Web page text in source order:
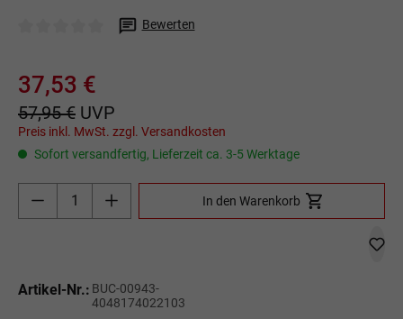
Bewerten
37,53 €
57,95 € UVP
Preis inkl. MwSt. zzgl. Versandkosten
Sofort versandfertig, Lieferzeit ca. 3-5 Werktage
Produkt Anzahl: Gib den gewünschten Wert
In den Warenkorb
Artikel-Nr.: BUC-00943-
4048174022103